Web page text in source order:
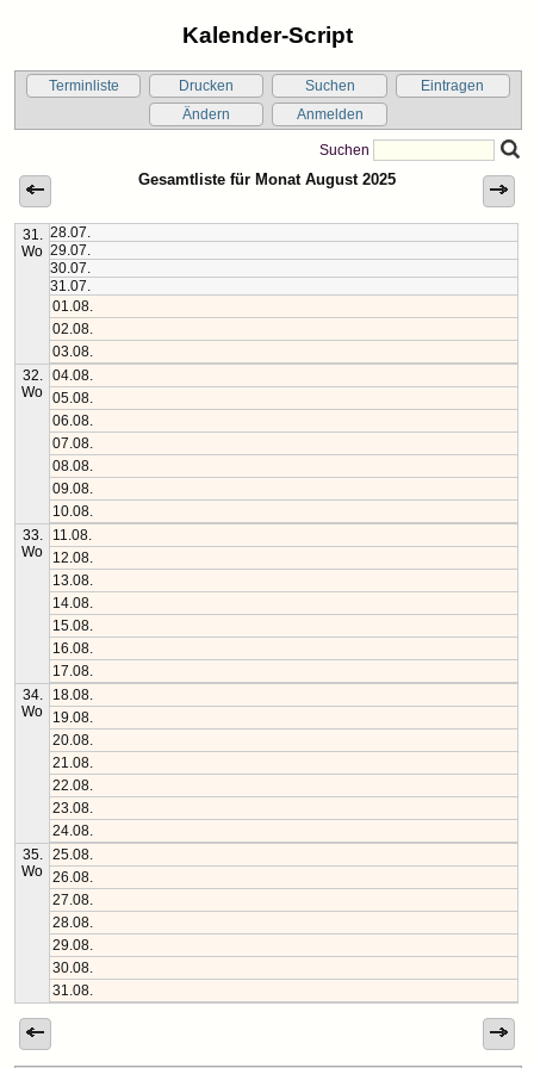
Kalender-Script
Terminliste Drucken Suchen
Eintragen
Ändern
Anmelden
Suchen
Gesamtliste für Monat August 2025
31.
Wo
28.07.
29.07.
30.07.
31.07.
01.08.
02.08.
03.08.
32.
Wo
04.08.
05.08.
06.08.
07.08.
08.08.
09.08.
10.08.
33.
Wo
11.08.
12.08.
13.08.
14.08.
15.08.
16.08.
17.08.
34.
Wo
18.08.
19.08.
20.08.
21.08.
22.08.
23.08.
24.08.
35.
Wo
25.08.
26.08.
27.08.
28.08.
29.08.
30.08.
31.08.